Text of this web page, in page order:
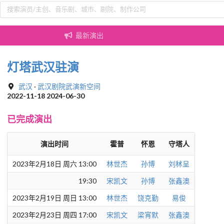
最新演出
灯塔武汉驻演
武汉 ·武汉剧院武演新空间
2022-11-18 2024-06-30
已完成演出
演出时间 霍普 怀恩 守塔人
2023年2月18日 周六 13:00 林世杰 孙博
刘秫呈
19:30
宋凯文 孙博
张鑫澳
2023年2月19日 周日 13:00
林世杰 饶克勤
易俊
2023年2月23日 周四 17:00
宋凯文 梁宵默 张鑫澳